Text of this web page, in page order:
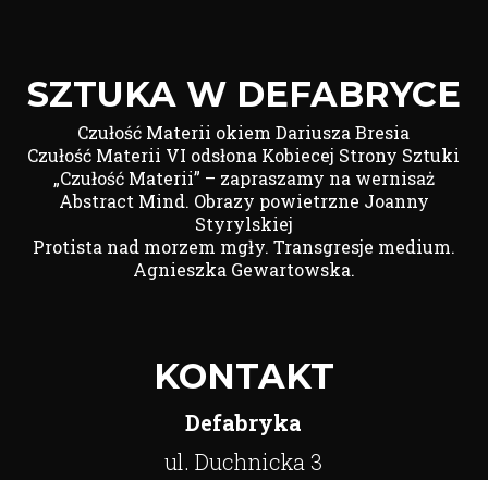
SZTUKA W DEFABRYCE
Czułość Materii okiem Dariusza Bresia
Czułość Materii VI odsłona Kobiecej Strony Sztuki
„Czułość Materii” – zapraszamy na wernisaż
Abstract Mind. Obrazy powietrzne Joanny
Styrylskiej
Protista nad morzem mgły. Transgresje medium.
Agnieszka Gewartowska.
KONTAKT
Defabryka
ul. Duchnicka 3